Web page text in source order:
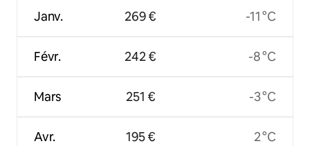
Janv.
Févr.
Mars
Avr.
269 €
242 €
251 €
195 €
-11 °C
-8 °C
-3 °C
2 °C